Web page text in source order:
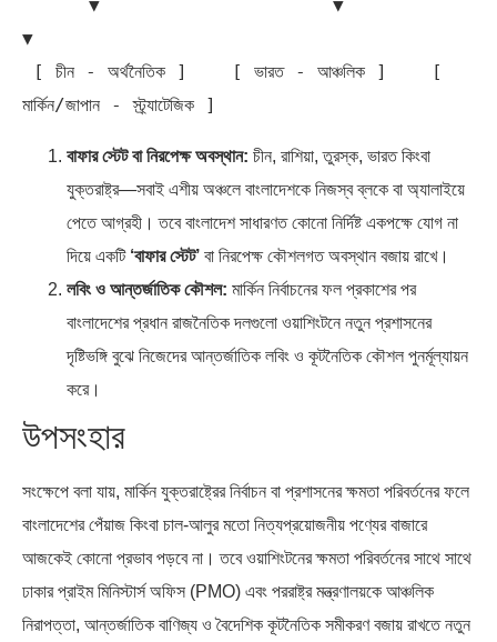
▼
বাফার স্টেট বা নিরপেক্ষ অবস্থান: চীন, রাশিয়া, তুরস্ক, ভারত কিংবা
যুক্তরাষ্ট্র—সবাই এশীয় অঞ্চলে বাংলাদেশকে নিজস্ব ব্লকে বা অ্যালাইয়ে
পেতে আগ্রহী। তবে বাংলাদেশ সাধারণত কোনো নির্দিষ্ট একপক্ষে যোগ না
দিয়ে একটি ‘বাফার স্টেট’ বা নিরপেক্ষ কৌশলগত অবস্থান বজায় রাখে।
লবিং ও আন্তর্জাতিক কৌশল: মার্কিন নির্বাচনের ফল প্রকাশের পর
বাংলাদেশের প্রধান রাজনৈতিক দলগুলো ওয়াশিংটনে নতুন প্রশাসনের
দৃষ্টিভঙ্গি বুঝে নিজেদের আন্তর্জাতিক লবিং ও কূটনৈতিক কৌশল পুনর্মূল্যায়ন
করে।
উপসংহার
সংক্ষেপে বলা যায়, মার্কিন যুক্তরাষ্ট্রের নির্বাচন বা প্রশাসনের ক্ষমতা পরিবর্তনের ফলে
বাংলাদেশের পেঁয়াজ কিংবা চাল-আলুর মতো নিত্যপ্রয়োজনীয় পণ্যের বাজারে
আজকেই কোনো প্রভাব পড়বে না। তবে ওয়াশিংটনের ক্ষমতা পরিবর্তনের সাথে সাথে
ঢাকার প্রাইম মিনিস্টার্স অফিস (PMO) এবং পররাষ্ট্র মন্ত্রণালয়কে আঞ্চলিক
নিরাপত্তা, আন্তর্জাতিক বাণিজ্য ও বৈদেশিক কূটনৈতিক সমীকরণ বজায় রাখতে নতুন